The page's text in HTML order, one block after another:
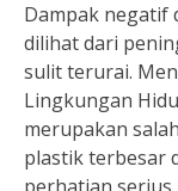
Dampak negatif
dilihat dari
sulit terurai.
Lingkungan
merupakan
plastik terbesar